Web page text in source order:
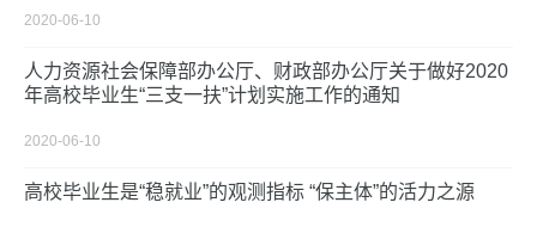
2020-06-10
人力资源社会保障部办公厅、财政部办公厅关于做好2020
年高校毕业生“三支一扶”计划实施工作的通知
2020-06-10
高校毕业生是“稳就业”的观测指标 “保主体”的活力之源